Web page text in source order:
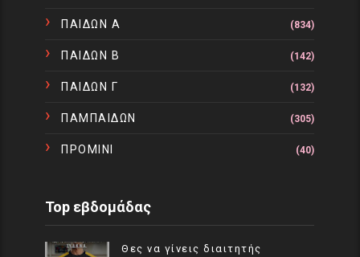
ΠΑΙΔΩΝ Α (834)
ΠΑΙΔΩΝ Β (142)
ΠΑΙΔΩΝ Γ (132)
ΠΑΜΠΑΙΔΩΝ (305)
ΠΡΟΜΙΝΙ (40)
Top εβδομάδας
Θες να γίνεις διαιτητής